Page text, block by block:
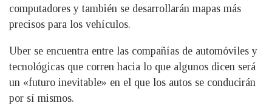
computadores y también se desarrollarán mapas más
precisos para los vehículos.
Uber se encuentra entre las compañías de automóviles y
tecnológicas que corren hacia lo que algunos dicen será
un «futuro inevitable» en el que los autos se conducirán
por sí mismos.